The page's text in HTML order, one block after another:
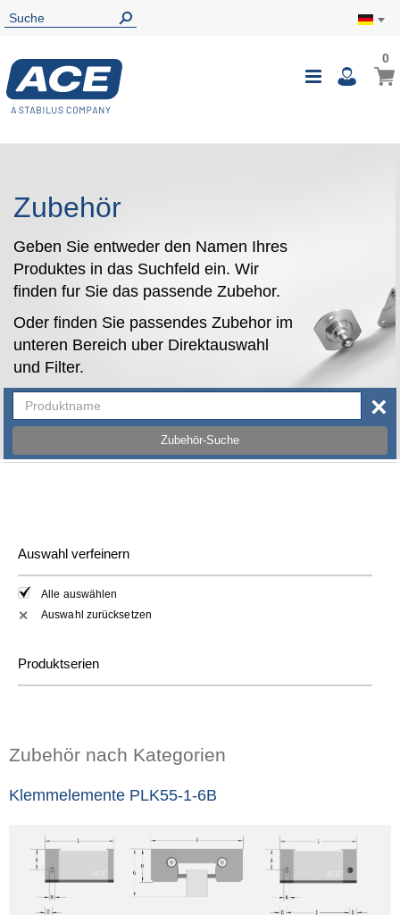
00
Zubehör
Geben Sie entweder den Namen Ihres
Produktes in das Suchfeld ein. Wir
finden fur Sie das passende Zubehor.
Oder finden Sie passendes Zubehor im
unteren Bereich uber Direktauswahl
und Filter.
Zubehör-Suche
×
Auswahl verfeinern
Alle auswählen
✕ Auswahl zurücksetzen
Produktserien
Zubehör nach Kategorien
Klemmelemente PLK55-1-6B